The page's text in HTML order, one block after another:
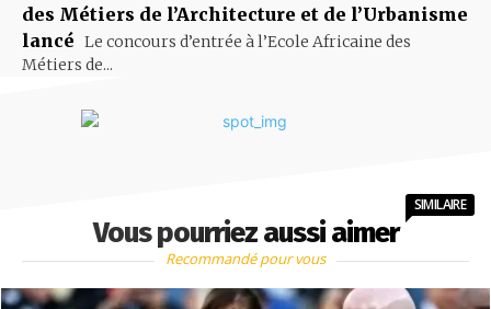
des Métiers de l’Architecture et de l’Urbanisme
lancé Le concours d’entrée à l’Ecole Africaine des
Métiers de...
Vous pourriez aussi aimer
SIMILAIRE
Recommandé pour vous